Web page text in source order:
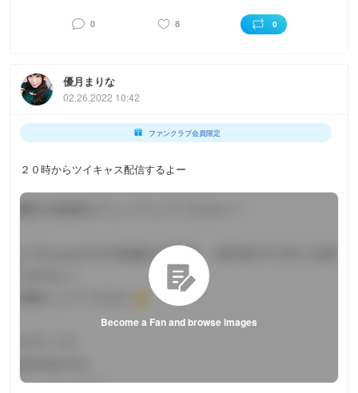
0 8 0
優月まりな
02.26.2022 10:42
ファンクラブ会員限定
２０時からツイキャス配信するよー
Become a Fan and browse images